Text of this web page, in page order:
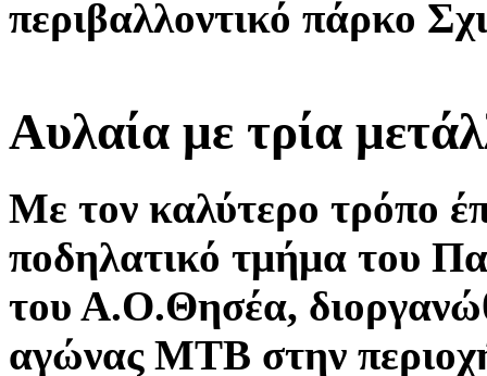
περιβαλλοντικό πάρκο
Αυλαία με τρία
Με τον καλύτερο τρόπο
ποδηλατικό τμήμα του
του Α.Ο.Θησέα,
αγώνας ΜΤΒ στην